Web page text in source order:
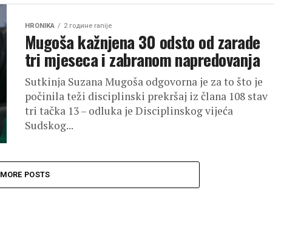
HRONIKA 2 године ranije
Mugoša kažnjena 30 odsto od zarade
tri mjeseca i zabranom napredovanja
Sutkinja Suzana Mugoša odgovorna je za to što je
počinila teži disciplinski prekršaj iz člana 108 stav
tri tačka 13 – odluka je Disciplinskog vijeća
Sudskog...
MORE POSTS